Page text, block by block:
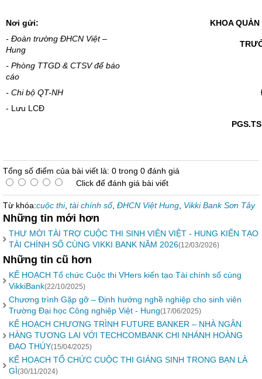
Nơi gửi:
KHOA
- Đoàn trường ĐHCN Việt –
Hung
- Phòng TTGD & CTSV để báo
cáo
- Chi bộ QT-NH
- Lưu LCĐ
Tổng số điểm của bài viết là: 0 trong 0 đánh giá
Click để đánh giá bài viết
Từ khóa:cuộc thi, tài chính số, ĐHCN Việt Hung Vikki Bank Sơn Tây
Những tin mới hơn
THƯ MỜI TÀI TRỢ CUỘC THI SINH VIÊN VIỆT - HUNG KIẾN TẠO
TÀI CHÍNH SỐ CÙNG VIKKI BANK NĂM 2026(12/03/2026)
Những tin cũ hơn
KẾ HOẠCH Tổ chức Cuộc thi VHers kiến tạo Tài chính số cùng
VikkiBank(22/10/2025)
Chương trình Gặp gỡ – Định hướng nghề nghiệp cho sinh viên
Trường Đại học Công nghiệp Việt - Hung(17/06/2025)
KẾ HOẠCH CHƯƠNG TRÌNH FUTURE BANKER – NHÀ NGÂN
HÀNG TƯƠNG LAI VỚI TECHCOMBANK CHI NHÁNH HOÀNG
ĐẠO THÚY(15/04/2025)
KẾ HOẠCH TỔ CHỨC CUỘC THI GIÁNG SINH TRONG BẠN LÀ
GÌ(30/11/2024)